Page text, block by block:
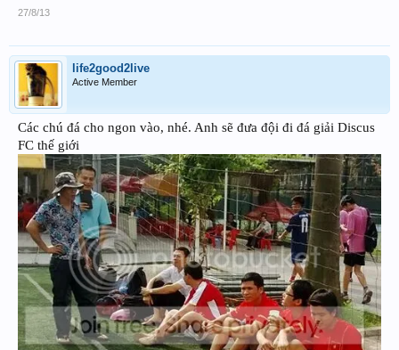
27/8/13
life2good2live
Active Member
Các chú đá cho ngon vào, nhé. Anh sẽ đưa đội đi đá giải Discus
FC thế giới